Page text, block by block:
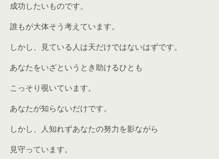
成功したいものです。
誰もが大体そう考えています。
しかし、見ている人は天だけではないはずです。
あなたをいざというとき助けるひとも
こっそり覗いています。
あなたが知らないだけです。
しかし、人知れずあなたの努力を影ながら
見守っています。